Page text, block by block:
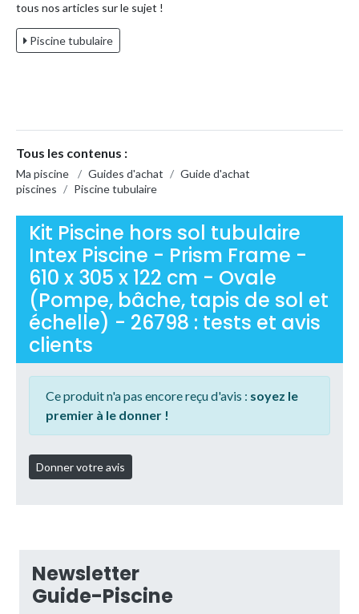
tous nos articles sur le sujet !
Piscine tubulaire
Tous les contenus :
Ma piscine / Guides d'achat / Guide d'achat
piscines / Piscine tubulaire
Kit Piscine hors sol tubulaire
Intex Piscine - Prism Frame -
610 x 305 x 122 cm - Ovale
(Pompe, bâche, tapis de sol et
échelle) - 26798 : tests et avis
clients
Ce produit n'a pas encore reçu d'avis : soyez le
premier à le donner !
Newsletter
Guide-Piscine